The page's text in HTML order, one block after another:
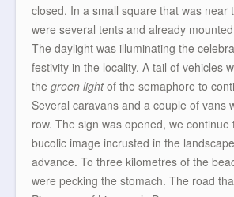
closed. In a small square that was near
were several tents and already
The daylight was illuminating the
festivity in the locality. A tail of vehicles
the green lightof the semaphore to
Several caravans and a couple of vans
row. The sign was opened, we continue
bucolic image incrusted in the
advance. To three kilometres of the
were pecking the stomach. The road